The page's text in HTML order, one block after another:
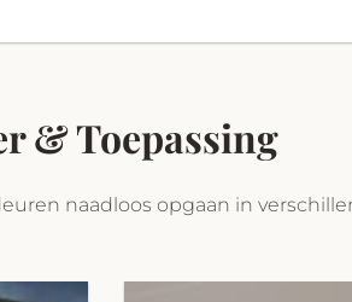
& Toepassing
naadloos opgaan in